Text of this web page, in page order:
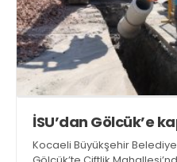
İSU’dan Gölcük’e
Kocaeli Büyükşehir